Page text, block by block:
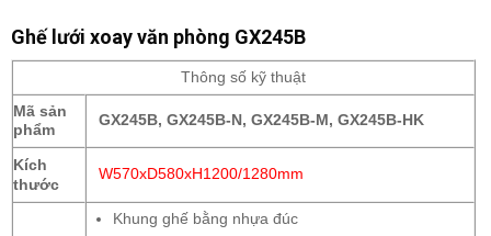
Ghế lưới xoay văn phòng GX245B
Thông số kỹ thuật
Mã sản
phẩm
GX245B, GX245B-N, GX245B-M, GX245B-HK
Kích
thước
W570xD580xH1200/1280mm
Khung ghế bằng nhựa đúc